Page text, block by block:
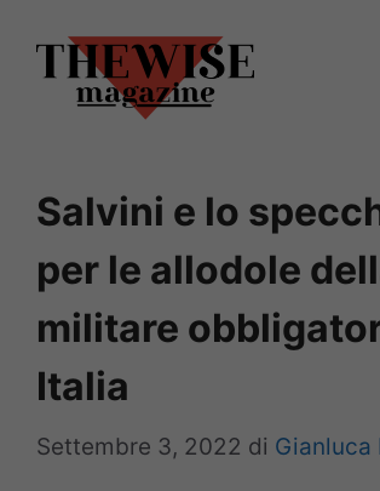
contenuto
Salvini e lo
per le allodole
militare
Italia
Settembre 3, 2022 di Gianluca